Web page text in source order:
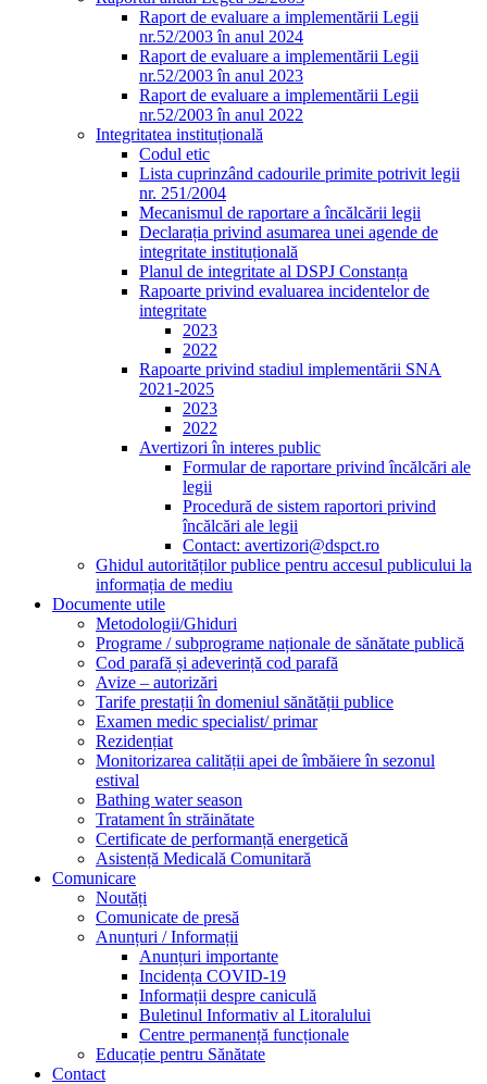
Raport de evaluare a implementării Legii
nr.52/2003 în anul 2024
Raport de evaluare a implementării Legii
nr.52/2003 în anul 2023
Raport de evaluare a implementării Legii
nr.52/2003 în anul 2022
Integritatea instituțională
Codul etic
Lista cuprinzând cadourile primite potrivit legii
nr. 251/2004
Mecanismul de raportare a încălcării legii
Declarația privind asumarea unei agende de
integritate instituțională
Planul de integritate al DSPJ Constanța
Rapoarte privind evaluarea incidentelor de
integritate
2023
2022
Rapoarte privind stadiul implementării SNA
2021-2025
2023
2022
Avertizori în interes public
Formular de raportare privind încălcări ale
legii
Procedură de sistem raportori privind
încălcări ale legii
Contact: avertizori@dspct.ro
Ghidul autorităților publice pentru accesul publicului la
informația de mediu
Documente utile
Metodologii/Ghiduri
Programe / subprograme naționale de sănătate publică
Cod parafă și adeverință cod parafă
Avize – autorizări
Tarife prestații în domeniul sănătății publice
Examen medic specialist/ primar
Rezidențiat
Monitorizarea calității apei de îmbăiere în sezonul
estival
Bathing water season
Tratament în străinătate
Certificate de performanță energetică
Asistență Medicală Comunitară
Comunicare
Noutăți
Comunicate de presă
Anunțuri / Informații
Anunțuri importante
Incidența COVID-19
Informații despre caniculă
Buletinul Informativ al Litoralului
Centre permanență funcționale
Educație pentru Sănătate
Contact